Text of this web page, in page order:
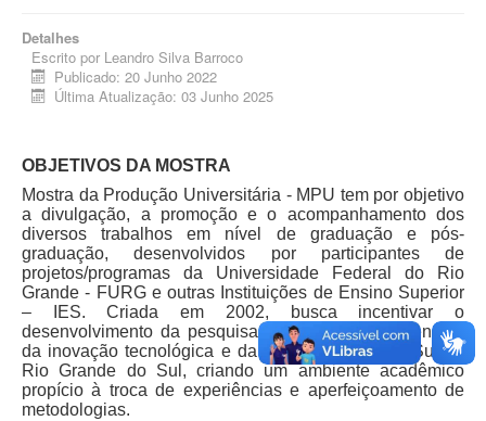
Detalhes
Escrito por Leandro Silva Barroco
Publicado: 20 Junho 2022
Última Atualização: 03 Junho 2025
OBJETIVOS DA MOSTRA
Mostra da Produção Universitária - MPU tem por objetivo
a divulgação, a promoção e o acompanhamento dos
diversos trabalhos em nível de graduação e pós-
graduação, desenvolvidos por participantes de
projetos/programas da Universidade Federal do Rio
Grande - FURG e outras Instituições de Ensino Superior
– IES. Criada em 2002, busca incentivar o
desenvolvimento da pesquisa, do ensino, da extensão,
da inovação tecnológica e da cultura na Região Sul do
Rio Grande do Sul, criando um ambiente acadêmico
propício à troca de experiências e aperfeiçoamento de
metodologias.